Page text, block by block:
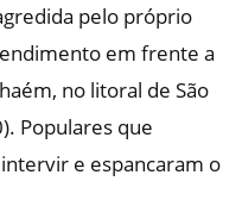
pelo próprio
em frente a
no litoral de São
Populares que
e espancaram o